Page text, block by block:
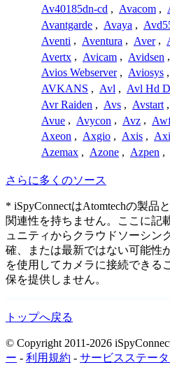
Av40185dn-cd , Avacom ,
Avantgarde , Avaya ,
Aventi , Aventura , Aver ,
Avertx , Avicam , Avidsen ,
Avios Webserver , Aviosys ,
AVKANS , Avl , Avl Hd
Avr Raiden , Avs , Avstart ,
Avue , Avycon , Avz ,
Axeon , Axgio , Axis ,
Azemax , Azone , Azpen ,
さらに多くのソース
* iSpyConnectはAtomtechの製品
関連性を持ちません。ここに記
ュニティからクラウドソーシン
確、または最新ではない可能性
を使用してカメラに接続できる
保を提供しません。
トップへ戻る
© Copyright 2011-2026
ー - 利用規約 - サービスステー